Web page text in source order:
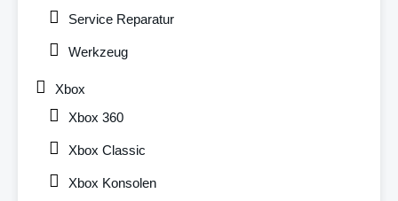
Service Reparatur
Werkzeug
Xbox
Xbox 360
Xbox Classic
Xbox Konsolen